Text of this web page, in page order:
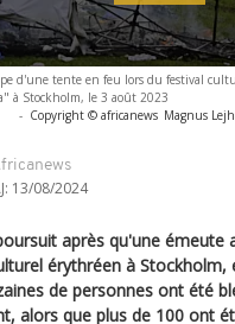
d'une tente en feu lors du festival
à Stockholm, le 3 août 2023
- Copyright © africanews Magnus
13/08/2024
après qu'une émeute
érythréen à Stockholm,
de personnes ont été
alors que plus de 100 ont